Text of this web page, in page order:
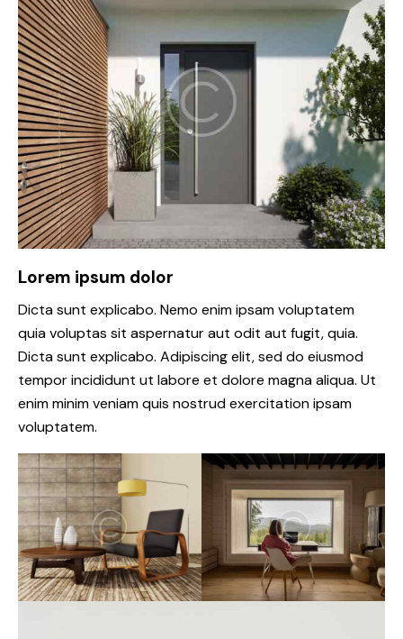
Lorem ipsum dolor
Dicta sunt explicabo. Nemo enim ipsam voluptatem
quia voluptas sit aspernatur aut odit aut fugit, quia.
Dicta sunt explicabo. Adipiscing elit, sed do eiusmod
tempor incididunt ut labore et dolore magna aliqua. Ut
enim minim veniam quis nostrud exercitation ipsam
voluptatem.